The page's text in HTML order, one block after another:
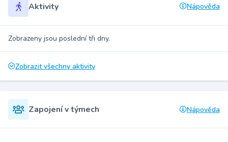
Aktivity Nápověda
Zobrazeny jsou poslední tři dny.
Zobrazit všechny aktivity
Zapojení v týmech Nápověda